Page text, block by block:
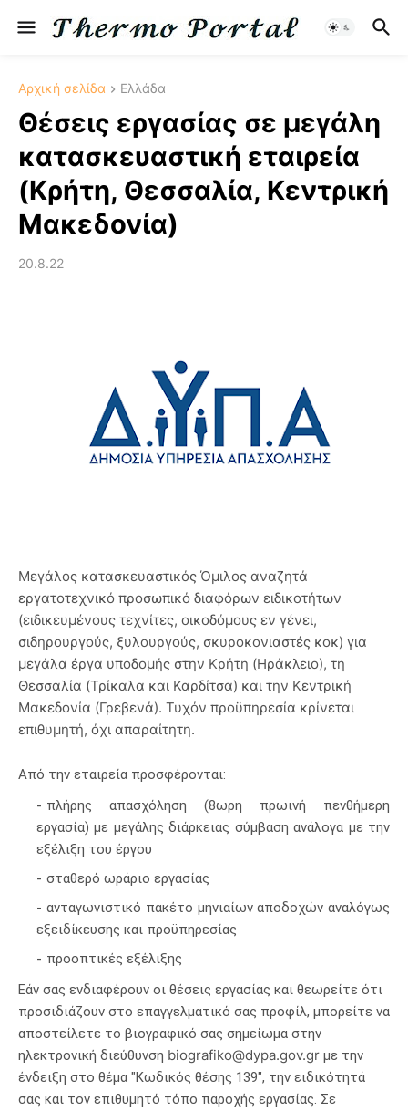
Αρχική σελίδα Ελλάδα
Θέσεις εργασίας σε μεγάλη
κατασκευαστική εταιρεία
(Κρήτη, Θεσσαλία, Κεντρική
Μακεδονία)
20.8.22
Μεγάλος κατασκευαστικός Όμιλος αναζητά
εργατοτεχνικό προσωπικό διαφόρων ειδικοτήτων
(ειδικευμένους τεχνίτες, οικοδόμους εν γένει,
σιδηρουργούς, ξυλουργούς, σκυροκονιαστές κοκ) για
μεγάλα έργα υποδομής στην Κρήτη (Ηράκλειο), τη
Θεσσαλία (Τρίκαλα και Καρδίτσα) και την Κεντρική
Μακεδονία (Γρεβενά). Τυχόν προϋπηρεσία κρίνεται
επιθυμητή, όχι απαραίτητη.
Από την εταιρεία προσφέρονται:
πλήρης απασχόληση (8ωρη πρωινή πενθήμερη
εργασία) με μεγάλης διάρκειας σύμβαση ανάλογα με την
εξέλιξη του έργου
σταθερό ωράριο εργασίας
ανταγωνιστικό πακέτο μηνιαίων αποδοχών αναλόγως
εξειδίκευσης και προϋπηρεσίας
προοπτικές εξέλιξης
Εάν σας ενδιαφέρουν οι θέσεις εργασίας και θεωρείτε ότι
προσιδιάζουν στο επαγγελματικό σας προφίλ, μπορείτε να
αποστείλετε το βιογραφικό σας σημείωμα στην
ηλεκτρονική διεύθυνση biografiko@dypa.gov.gr με την
ένδειξη στο θέμα "Κωδικός θέσης 139", την ειδικότητά
σας και τον επιθυμητό τόπο παροχής εργασίας. Σε